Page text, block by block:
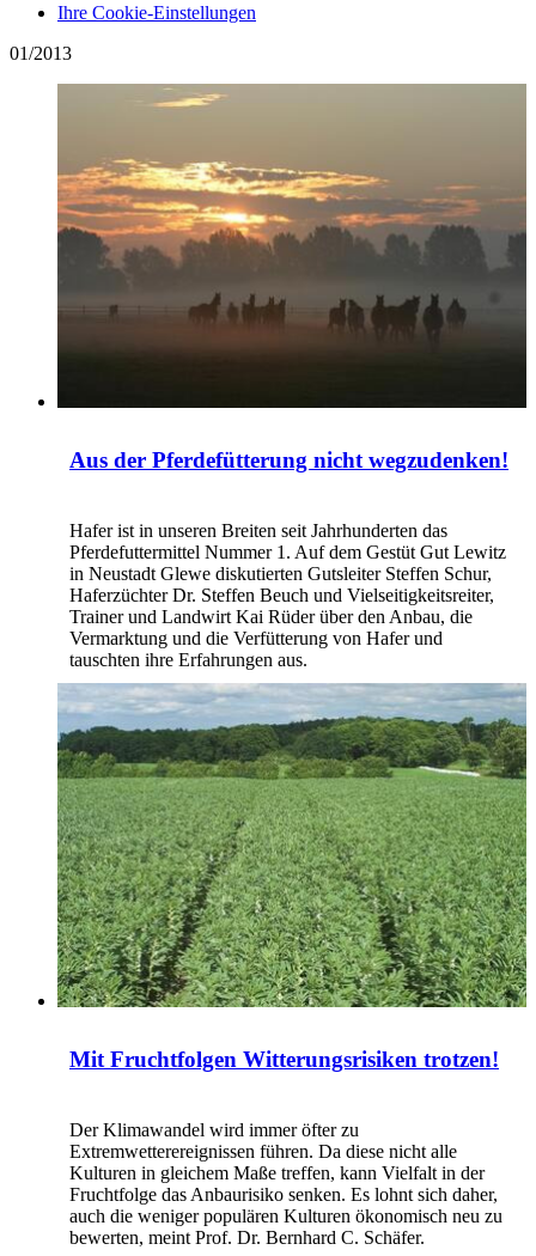
Ihre Cookie-Einstellungen
01/2013
Aus der Pferdefütterung nicht wegzudenken!
Hafer ist in unseren Breiten seit Jahrhunderten das
Pferdefuttermittel Nummer 1. Auf dem Gestüt Gut Lewitz
in Neustadt Glewe diskutierten Gutsleiter Steffen Schur,
Haferzüchter Dr. Steffen Beuch und Vielseitigkeitsreiter,
Trainer und Landwirt Kai Rüder über den Anbau, die
Vermarktung und die Verfütterung von Hafer und
tauschten ihre Erfahrungen aus.
Mit Fruchtfolgen Witterungsrisiken trotzen!
Der Klimawandel wird immer öfter zu
Extremwetterereignissen führen. Da diese nicht alle
Kulturen in gleichem Maße treffen, kann Vielfalt in der
Fruchtfolge das Anbaurisiko senken. Es lohnt sich daher,
auch die weniger populären Kulturen ökonomisch neu zu
bewerten, meint Prof. Dr. Bernhard C. Schäfer.